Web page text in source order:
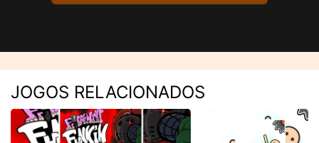
JOGOS RELACIONADOS